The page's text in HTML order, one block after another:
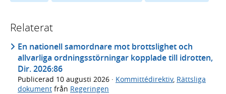
Relaterat
En nationell samordnare mot brottslighet och
allvarliga ordningsstörningar kopplade till idrotten,
Dir. 2026:86
Publicerad 10 augusti 2026 · Kommittédirektiv, Rättsliga
dokument från Regeringen